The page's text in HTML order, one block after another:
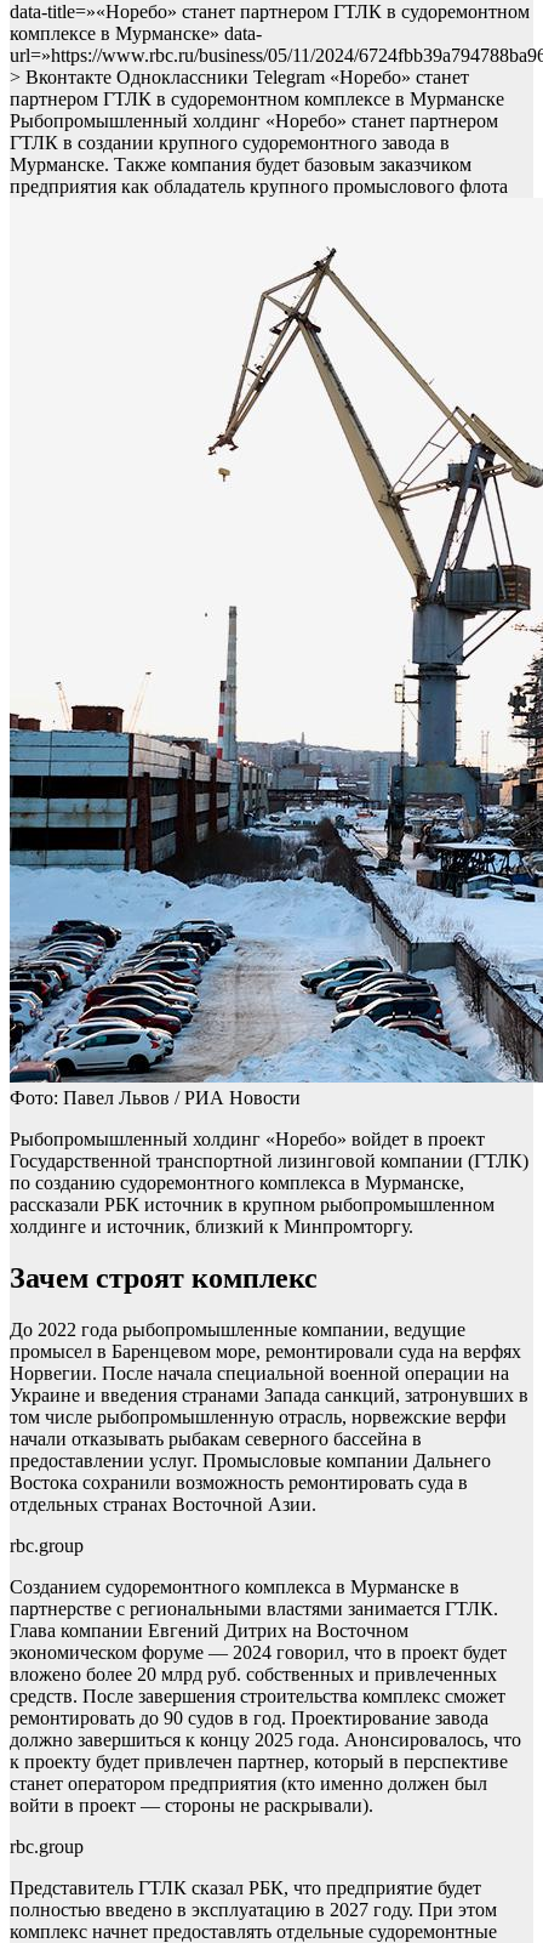
data-title=»«Норебо» станет партнером ГТЛК в судоремонтном
комплексе в Мурманске» data-
url=»https://www.rbc.ru/business/05/11/2024/
> Вконтакте Одноклассники Telegram «Норебо» станет
партнером ГТЛК в судоремонтном комплексе в Мурманске
Рыбопромышленный холдинг «Норебо» станет партнером
ГТЛК в создании крупного судоремонтного завода в
Мурманске. Также компания будет базовым заказчиком
предприятия как обладатель крупного промыслового флота
Фото: Павел Львов / РИА Новости
Рыбопромышленный холдинг «Норебо» войдет в проект
Государственной транспортной лизинговой компании (ГТЛК)
по созданию судоремонтного комплекса в Мурманске,
рассказали РБК источник в крупном рыбопромышленном
холдинге и источник, близкий к Минпромторгу.
Зачем строят комплекс
До 2022 года рыбопромышленные компании, ведущие
промысел в Баренцевом море, ремонтировали суда на верфях
Норвегии. После начала специальной военной операции на
Украине и введения странами Запада санкций, затронувших в
том числе рыбопромышленную отрасль, норвежские верфи
начали отказывать рыбакам северного бассейна в
предоставлении услуг. Промысловые компании Дальнего
Востока сохранили возможность ремонтировать суда в
отдельных странах Восточной Азии.
rbc.group
Созданием судоремонтного комплекса в Мурманске в
партнерстве с региональными властями занимается ГТЛК.
Глава компании Евгений Дитрих на Восточном
экономическом форуме — 2024 говорил, что в проект будет
вложено более 20 млрд руб. собственных и привлеченных
средств. После завершения строительства комплекс сможет
ремонтировать до 90 судов в год. Проектирование завода
должно завершиться к концу 2025 года. Анонсировалось, что
к проекту будет привлечен партнер, который в перспективе
станет оператором предприятия (кто именно должен был
войти в проект — стороны не раскрывали).
rbc.group
Представитель ГТЛК сказал РБК, что предприятие будет
полностью введено в эксплуатацию в 2027 году. При этом
комплекс начнет предоставлять отдельные судоремонтные